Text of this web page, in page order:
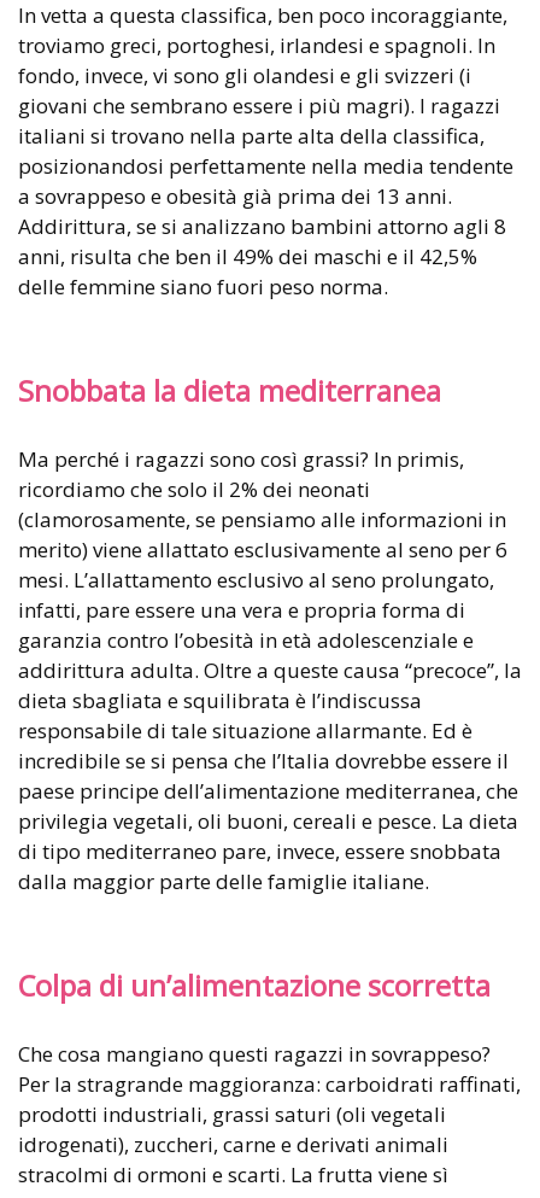
In vetta a questa classifica, ben poco incoraggiante,
troviamo greci, portoghesi, irlandesi e spagnoli. In
fondo, invece, vi sono gli olandesi e gli svizzeri (i
giovani che sembrano essere i più magri). I ragazzi
italiani si trovano nella parte alta della classifica,
posizionandosi perfettamente nella media tendente
a sovrappeso e obesità già prima dei 13 anni.
Addirittura, se si analizzano bambini attorno agli 8
anni, risulta che ben il 49% dei maschi e il 42,5%
delle femmine siano fuori peso norma.
Snobbata la dieta mediterranea
Ma perché i ragazzi sono così grassi? In primis,
ricordiamo che solo il 2% dei neonati
(clamorosamente, se pensiamo alle informazioni in
merito) viene allattato esclusivamente al seno per 6
mesi. L’allattamento esclusivo al seno prolungato,
infatti, pare essere una vera e propria forma di
garanzia contro l’obesità in età adolescenziale e
addirittura adulta. Oltre a queste causa “precoce”, la
dieta sbagliata e squilibrata è l’indiscussa
responsabile di tale situazione allarmante. Ed è
incredibile se si pensa che l’Italia dovrebbe essere il
paese principe dell’alimentazione mediterranea, che
privilegia vegetali, oli buoni, cereali e pesce. La dieta
di tipo mediterraneo pare, invece, essere snobbata
dalla maggior parte delle famiglie italiane.
Colpa di un’alimentazione scorretta
Che cosa mangiano questi ragazzi in sovrappeso?
Per la stragrande maggioranza: carboidrati raffinati,
prodotti industriali, grassi saturi (oli vegetali
idrogenati), zuccheri, carne e derivati animali
stracolmi di ormoni e scarti. La frutta viene sì